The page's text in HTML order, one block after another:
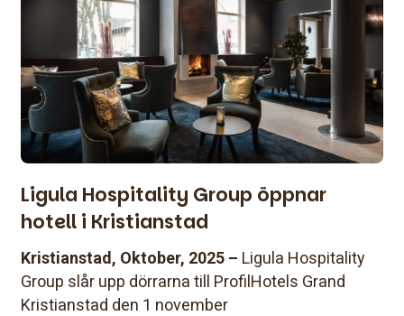
Ligula Hospitality Group öppnar
hotell i Kristianstad
Kristianstad, Oktober, 2025 – Ligula Hospitality
Group slår upp dörrarna till ProfilHotels Grand
Kristianstad den 1 november